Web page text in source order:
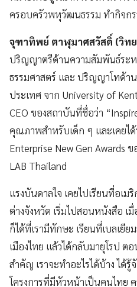
ครอบครัวพหุวัฒนธรรม ทำกิจก
จุฑาทิพย์ ตาฬุมาศสวัสดิ์ (วิท
ปริญญาตรีด้านความสัมพันธ์ระห
ธรรมศาสตร์ และ ปริญญาโทด้า
ประเทศ จาก University of
CEO ของสถาบันที่ชื่อว่า
คุณภาพสำหรับเด็ก ๆ และเคยไ
Enterprise New Gen Awards ข
LAB Thailand
แรงบันดาลใจ เคยไปเรียนที่อเม
ต่างจังหวัด เริ่มไปสอนหนังสือ เ
ก็ได้ที่เรามีทักษะ เรียนที่เบลเยี
เมืองไทย แล้วได้กลับมายุโรป ต
สำคัญ เราจะทำอะไรได้บ้าง ได้รู้
โครงการที่มีหัวหน้าเป็นคนไทย